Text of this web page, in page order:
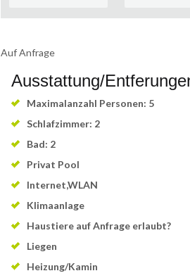
Auf Anfrage
Ausstattung/
Maximalanzahl Personen: 5
Schlafzimmer: 2
Bad: 2
Privat Pool
Internet,WLAN
Klimaanlage
Haustiere auf Anfrage erlaubt?
Liegen
Heizung/Kamin